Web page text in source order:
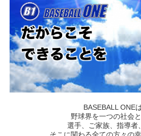
BASEBALL ONE
野球界を一つの社会
選手、ご家族、指導者
そこに関わる全ての方々の